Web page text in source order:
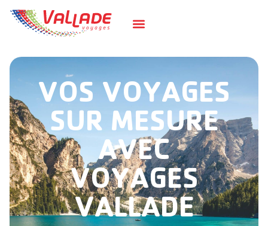
VOS VOYAGES
SUR MESURE
AVEC
VOYAGES
VALLADE